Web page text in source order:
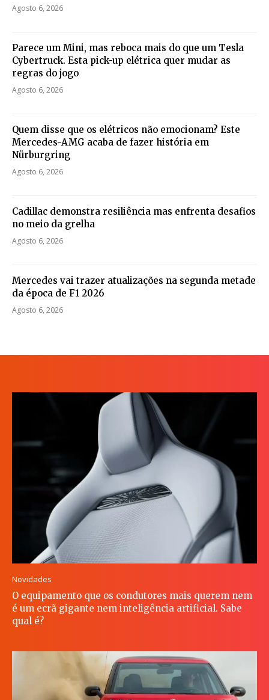
Agosto 6, 2026
Parece um Mini, mas reboca mais do que um Tesla
Cybertruck. Esta pick-up elétrica quer mudar as
regras do jogo
Agosto 6, 2026
Quem disse que os elétricos não emocionam? Este
Mercedes-AMG acaba de fazer história em
Nürburgring
Agosto 6, 2026
Cadillac demonstra resiliência mas enfrenta desafios
no meio da grelha
Agosto 6, 2026
Mercedes vai trazer atualizações na segunda metade
da época de F1 2026
Agosto 6, 2026
Novidades
O equipamento que os condutores mais querem nem
é um ecrã gigante nem inteligência artificial. Sabe
qual é?